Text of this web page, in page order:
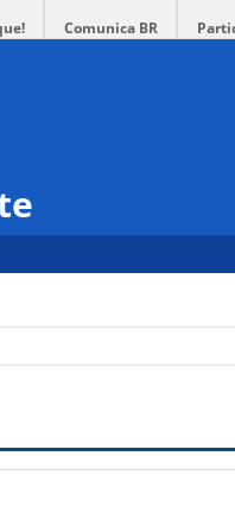
Comunica BR